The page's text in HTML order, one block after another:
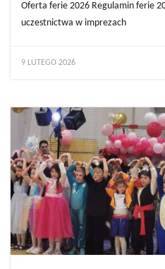
Oferta ferie 2026 Regulamin ferie
uczestnictwa w imprezach
9 LUTEGO 2026